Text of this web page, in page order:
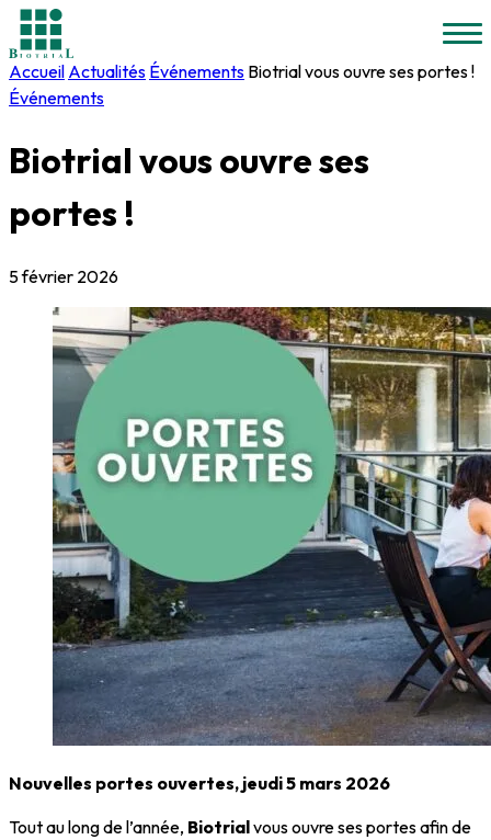
Accueil Actualités Événements Biotrial vous ouvre ses portes !
Événements
Biotrial vous ouvre ses
portes !
5 février 2026
Nouvelles portes ouvertes, jeudi 5 mars 2026
Tout au long de l’année, Biotrialvous ouvre ses portes afin de